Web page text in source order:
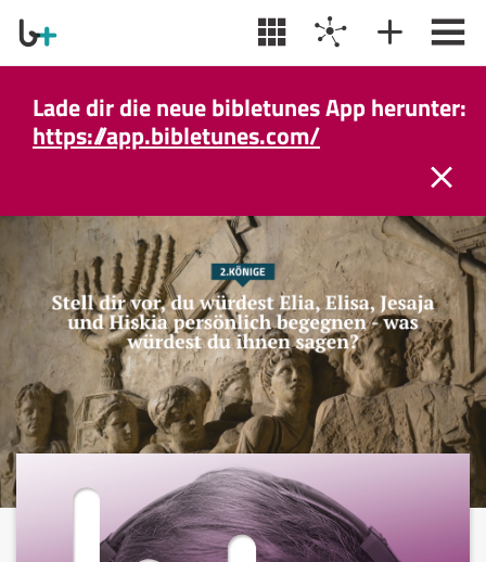
Lade dir die neue bibletunes App herunter:
https://app.bibletunes.com/